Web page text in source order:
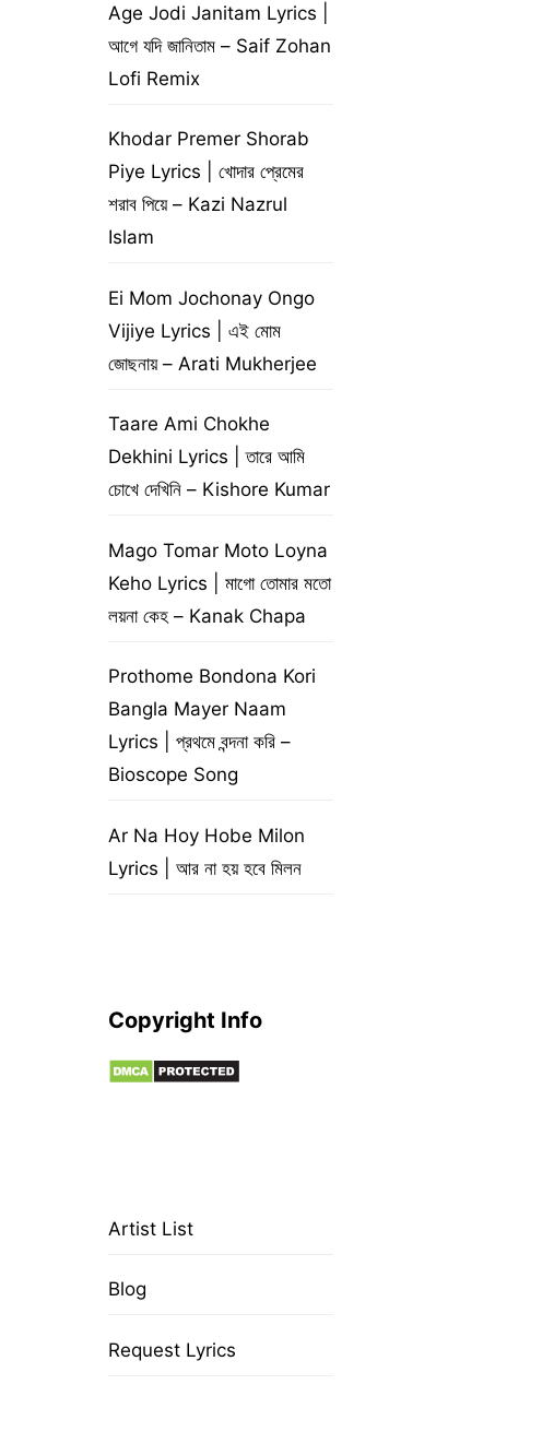
Age Jodi Janitam Lyrics |
আগে যদি জানিতাম – Saif Zohan
Lofi Remix
Khodar Premer Shorab
Piye Lyrics | খোদার প্রেমের
শরাব পিয়ে – Kazi Nazrul
Islam
Ei Mom Jochonay Ongo
Vijiye Lyrics | এই মোম
জোছনায় – Arati Mukherjee
Taare Ami Chokhe
Dekhini Lyrics | তারে আমি
চোখে দেখিনি – Kishore Kumar
Mago Tomar Moto Loyna
Keho Lyrics | মাগো তোমার মতো
লয়না কেহ – Kanak Chapa
Prothome Bondona Kori
Bangla Mayer Naam
Lyrics | প্রথমে বন্দনা করি –
Bioscope Song
Ar Na Hoy Hobe Milon
Lyrics | আর না হয় হবে মিলন
Copyright Info
Artist List
Blog
Request Lyrics